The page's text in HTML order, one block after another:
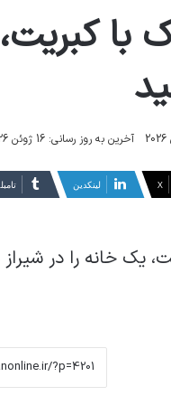
با
آخرین به روز رسانی: 16 ژوئن 2026
X لینکدین
یک خانه را در